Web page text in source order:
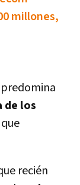
millones,
predomina
de los
recién